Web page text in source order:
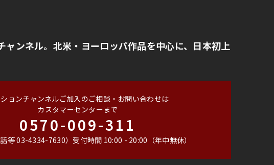
ンネル。北米・ヨーロッパ作品を中心に、日本初上
ョンチャンネルご加入のご相談・お問い合わせは
カスタマーセンターまで
0570-009-311
話等 03-4334-7630） 受付時間 10:00 - 20:00（年中無休）